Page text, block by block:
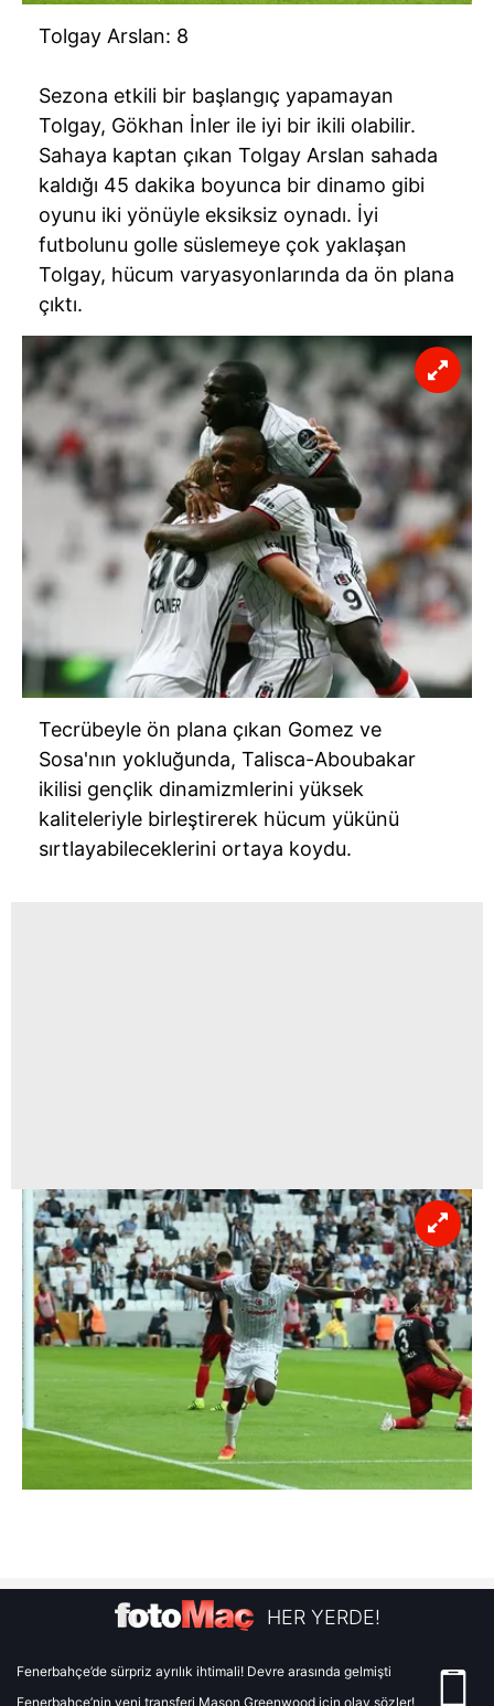
Tolgay Arslan: 8
Sezona etkili bir başlangıç yapamayan
Tolgay, Gökhan İnler ile iyi bir ikili olabilir.
Sahaya kaptan çıkan Tolgay Arslan sahada
kaldığı 45 dakika boyunca bir dinamo gibi
oyunu iki yönüyle eksiksiz oynadı. İyi
futbolunu golle süslemeye çok yaklaşan
Tolgay, hücum varyasyonlarında da ön plana
çıktı.
Tecrübeyle ön plana çıkan Gomez ve
Sosa'nın yokluğunda, Talisca-Aboubakar
ikilisi gençlik dinamizmlerini yüksek
kaliteleriyle birleştirerek hücum yükünü
sırtlayabileceklerini ortaya koydu.
HER YERDE!
Fenerbahçe’de sürpriz ayrılık ihtimali! Devre arasında gelmişti
Fenerbahçe’nin yeni transferi Mason Greenwood için olay sözler!